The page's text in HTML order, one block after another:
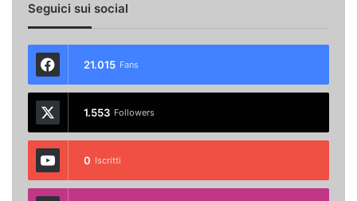
Seguici sui social
21.015 Fans
1.553 Followers
0 Iscritti